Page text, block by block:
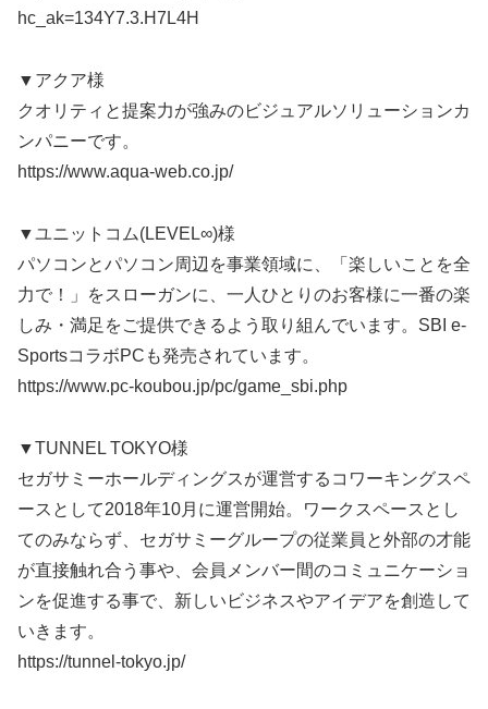
hc_ak=134Y7.3.H7L4H
▼アクア様
クオリティと提案力が強みのビジュアルソリューションカ
ンパニーです。
https://www.aqua-web.co.jp/
▼ユニットコム(LEVEL∞)様
パソコンとパソコン周辺を事業領域に、「楽しいことを全
力で！」をスローガンに、一人ひとりのお客様に一番の楽
しみ・満足をご提供できるよう取り組んでいます。SBI e-
SportsコラボPCも発売されています。
https://www.pc-koubou.jp/pc/game_sbi.php
▼TUNNEL TOKYO様
セガサミーホールディングスが運営するコワーキングスペ
ースとして2018年10月に運営開始。ワークスペースとし
てのみならず、セガサミーグループの従業員と外部の才能
が直接触れ合う事や、会員メンバー間のコミュニケーショ
ンを促進する事で、新しいビジネスやアイデアを創造して
いきます。
https://tunnel-tokyo.jp/